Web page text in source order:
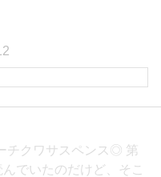
チクワサスペンス◎ 第
でいたのだけど、そこ